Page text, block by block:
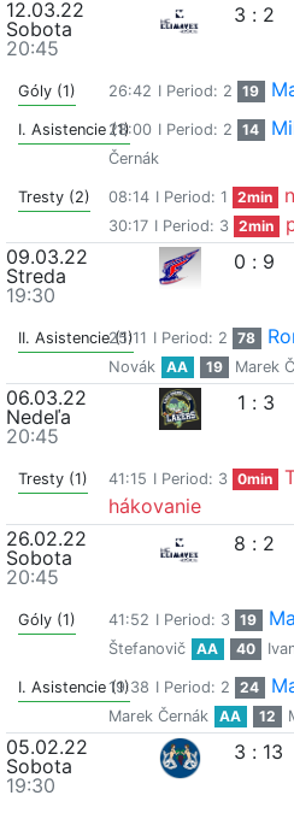
12.03.22
Sobota
20:45
3 : 2
Góly (1) 26:42 I Period: 2 19
I. Asistencie (1)28:00 I Period: 2 14
Černák
Tresty (2) 08:14 I Period: 1 2min
30:17 I Period: 3 2min
09.03.22
Streda
19:30
0 : 9
II. Asistencie (1)
25:11 I Period: 2 78
Novák
AA 19 Marek
06.03.22
Nedeľa
20:45
1 : 3
Tresty (1) 41:15 I Period: 3 0min
hákovanie
26.02.22
Sobota
20:45
8 : 2
Góly (1) 41:52 I Period: 3 19
Štefanovič
AA 40
I. Asistencie (1)19:38 I Period: 2 24
Marek Černák
AA 12
05.02.22
Sobota
19:30
3 : 13